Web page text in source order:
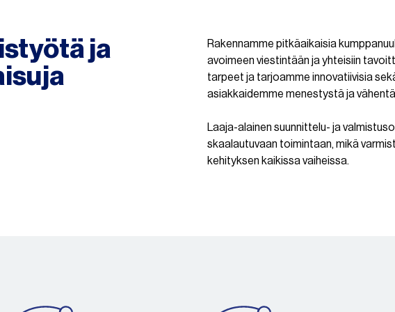
ja
Rakennamme pitkäaikaisia
avoimeen viestintään ja yhteisiin
tarpeet ja tarjoamme innovatiivisia
asiakkaidemme menestystä ja
Laaja-alainen suunnittelu- ja
skaalautuvaan toimintaan, mikä
kehityksen kaikissa vaiheissa.